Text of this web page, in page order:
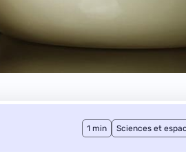
1 min Sciences et